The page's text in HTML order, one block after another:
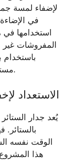
لإضفاء لمسة
في
استخدامها في
المفروشات
مستلزمات الأجهزة والستائر المفضلة لديك.
الاستعداد
يُعد جدار
الوقت نفسه
هذا